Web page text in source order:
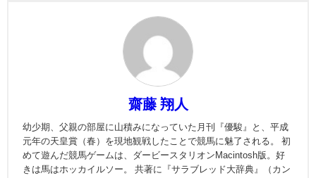
齋藤 翔人
幼少期、父親の部屋に山積みになっていた月刊『優駿』と、平成
元年の天皇賞（春）を現地観戦したことで競馬に魅了される。 初
めて遊んだ競馬ゲームは、ダービースタリオンMacintosh版。好
きは馬はホッカイルソー。 共著に『サラブレッド大辞典』（カン